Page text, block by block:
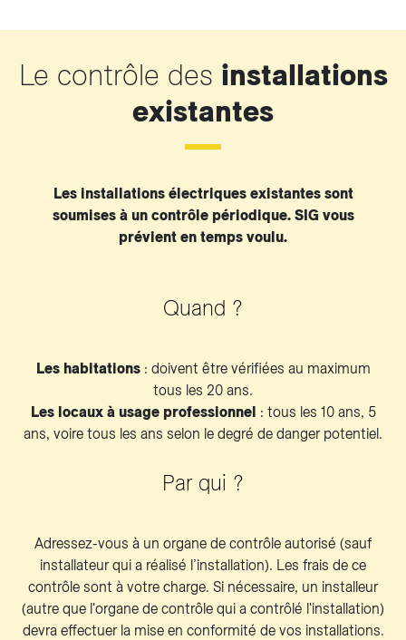
Le contrôle des installations
existantes
Les installations électriques existantes sont
soumises à un contrôle périodique. SIG vous
prévient en temps voulu.
Quand ?
Les habitations: doivent être vérifiées au maximum
tous les 20 ans.
Les locaux à usage professionnel : tous les 10 ans, 5
ans, voire tous les ans selon le degré de danger potentiel.
Par qui ?
Adressez-vous à un organe de contrôle autorisé (sauf
installateur qui a réalisé l’installation). Les frais de ce
contrôle sont à votre charge. Si nécessaire, un installeur
(autre que l'organe de contrôle qui a contrôlé l'installation)
devra effectuer la mise en conformité de vos installations.